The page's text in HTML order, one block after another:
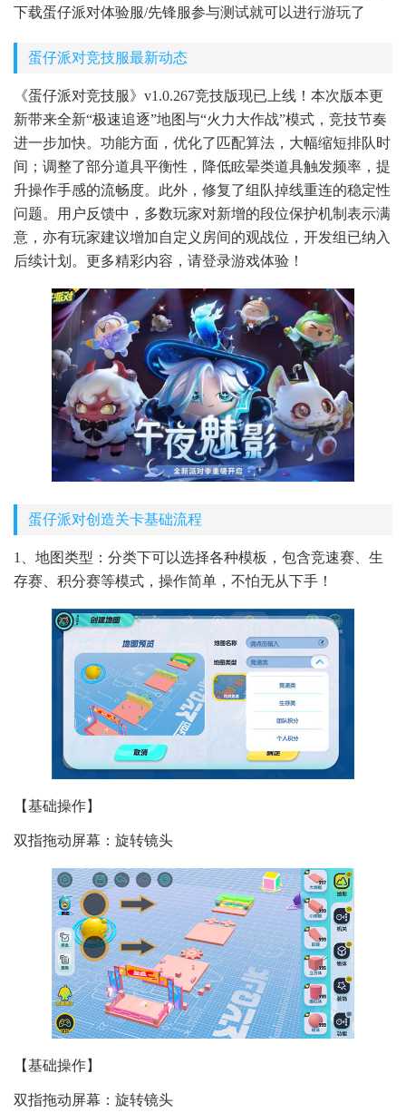
下载蛋仔派对体验服/先锋服参与测试就可以进行游玩了
蛋仔派对竞技服最新动态
《蛋仔派对竞技服》v1.0.267竞技版现已上线！本次版本更
新带来全新“极速追逐”地图与“火力大作战”模式，竞技节奏
进一步加快。功能方面，优化了匹配算法，大幅缩短排队时
间；调整了部分道具平衡性，降低眩晕类道具触发频率，提
升操作手感的流畅度。此外，修复了组队掉线重连的稳定性
问题。用户反馈中，多数玩家对新增的段位保护机制表示满
意，亦有玩家建议增加自定义房间的观战位，开发组已纳入
后续计划。更多精彩内容，请登录游戏体验！
蛋仔派对创造关卡基础流程
1、地图类型：分类下可以选择各种模板，包含竞速赛、生
存赛、积分赛等模式，操作简单，不怕无从下手！
【基础操作】
双指拖动屏幕：旋转镜头
【基础操作】
双指拖动屏幕：旋转镜头